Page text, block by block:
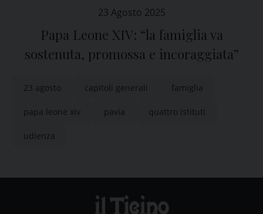
23 Agosto 2025
Papa Leone XIV: “la famiglia va
sostenuta, promossa e incoraggiata”
23 agosto capitoli generali famiglia
papa leone xiv pavia quattro istituti
udienza